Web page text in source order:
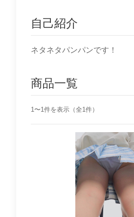
自己紹介
ネタネタパンパンです！
商品一覧
1〜1件を表示（全1件）